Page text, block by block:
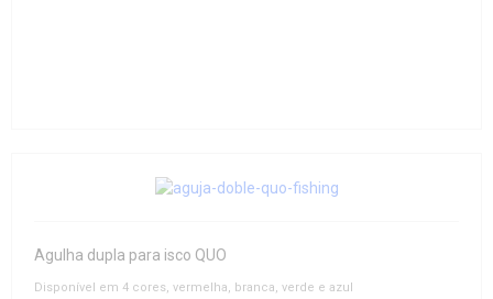
Agulha dupla para isco QUO
Disponível em 4 cores, vermelha, branca, verde e azul